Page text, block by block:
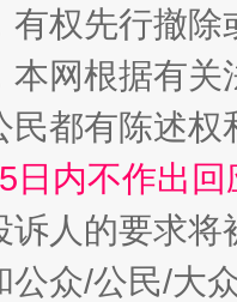
有权先行撤
本网根据有
民都有陈述
日内不作出
诉人的要求将
公众/公民/大